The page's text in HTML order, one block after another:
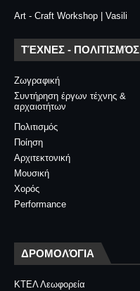
Art - Craft Workshop | Vasili
ΤΈΧΝΕΣ - ΠΟΛΙΤΙΣΜΌΣ
Ζωγραφική
Συντήρηση έργων τέχνης &
αρχαιοτήτων
Πολιτισμός
Ποίηση
Αρχιτεκτονική
Μουσική
Χορός
Performance
ΔΡΟΜΟΛΌΓΙΑ
ΚΤΕΛ Λεωφορεία